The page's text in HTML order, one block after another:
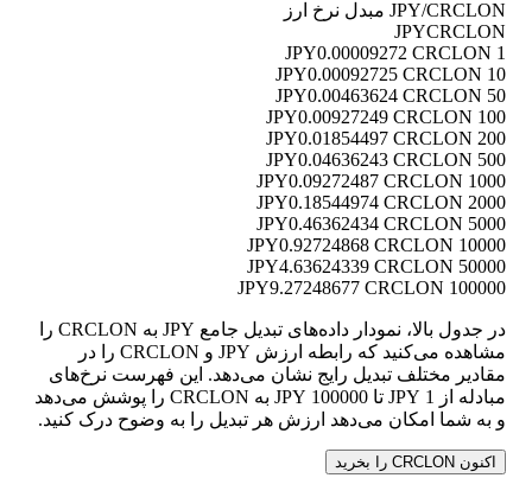
JPY/CRCLON مبدل نرخ ارز
JPYCRCLON
1 JPY
0.00009272 CRCLON
10 JPY
0.00092725 CRCLON
50 JPY
0.00463624 CRCLON
100 JPY
0.00927249 CRCLON
200 JPY
0.01854497 CRCLON
500 JPY
0.04636243 CRCLON
1000 JPY
0.09272487 CRCLON
2000 JPY
0.18544974 CRCLON
5000 JPY
0.46362434 CRCLON
10000 JPY
0.92724868 CRCLON
50000 JPY
4.63624339 CRCLON
100000 JPY
9.27248677 CRCLON
در جدول بالا، نمودار داده‌های تبدیل جامع JPY به CRCLON را
مشاهده می‌کنید که رابطه ارزش JPY و CRCLON را در
مقادیر مختلف تبدیل رایج نشان می‌دهد. این فهرست نرخ‌های
مبادله از 1 JPY تا 100000 JPY به CRCLON را پوشش می‌دهد
و به شما امکان می‌دهد ارزش هر تبدیل را به وضوح درک کنید.
اکنون CRCLON را بخرید